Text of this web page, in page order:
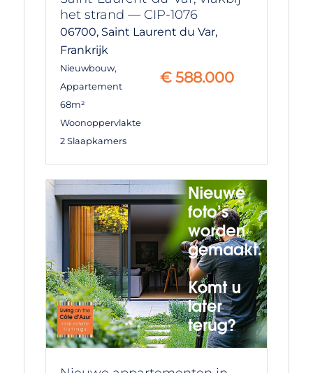
het strand — CIP-1076
06700, Saint Laurent du Var,
Frankrijk
Nieuwbouw,
Appartement
68m²
Woonoppervlakte
2 Slaapkamers
€ 588.000